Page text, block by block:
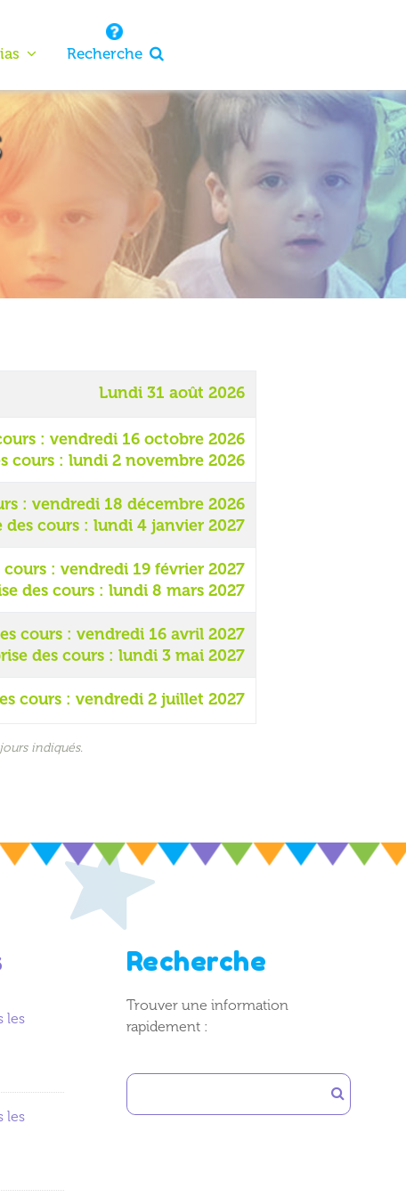
Recherche
Lundi 31 août 2026
: vendredi 16 octobre 2026
cours : lundi 2 novembre 2026
: vendredi 18 décembre 2026
des cours : lundi 4 janvier 2027
cours : vendredi 19 février 2027
des cours : lundi 8 mars 2027
cours : vendredi 16 avril 2027
des cours : lundi 3 mai 2027
cours : vendredi 2 juillet 2027
indiqués.
les
les
Recherche
Trouver une information
rapidement :